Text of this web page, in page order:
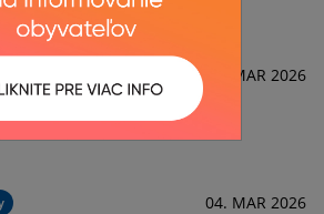
11. MAR 2026
lesa pred požiarmi
04. MAR 2026